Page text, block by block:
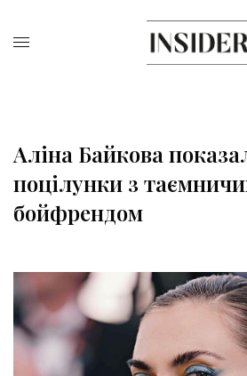
Аліна Байкова
поцілунки з
бойфрендом